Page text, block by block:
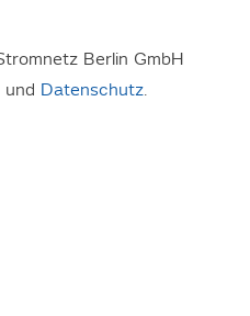
noch einmal mehr in die
Millionen Euro sind für
mehr Digitalisierung in der
(09.04.)
laufende Jahr sowie zur
Berlin GmbH
und Datenschutz.